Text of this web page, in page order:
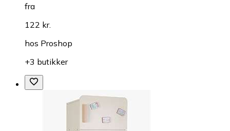
fra
122 kr.
hos Proshop
+3 butikker